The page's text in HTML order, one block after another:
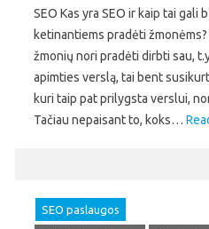
SEO Kas yra SEO ir kaip tai gali
ketinantiems pradėti
žmonių nori pradėti dirbti sau,
apimties verslą, tai bent
kuri taip pat prilygsta verslui,
Tačiau nepaisant to, koks…
SEO paslaugos